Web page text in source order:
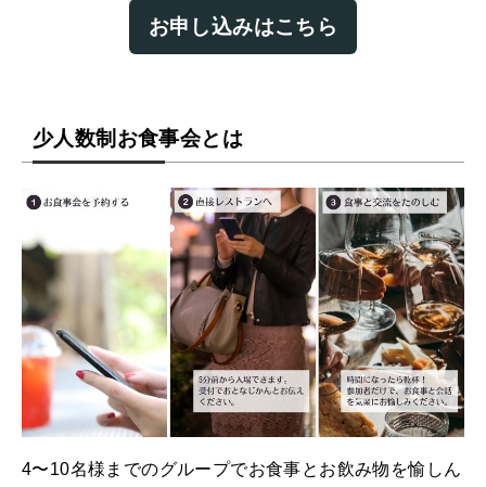
お申し込みはこちら
少人数制お食事会とは
4〜10名様までのグループでお食事とお飲み物を愉しん